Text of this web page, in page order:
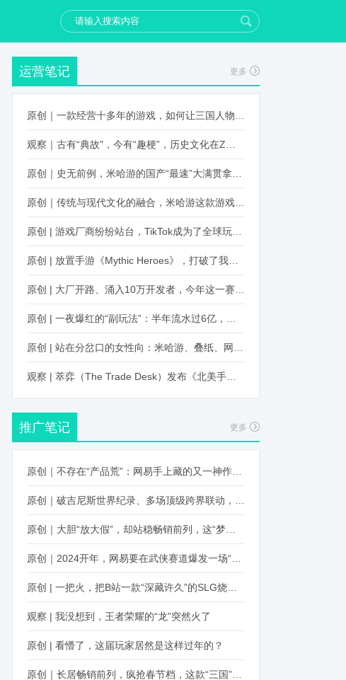
运营笔记 更多
推广笔记 更多
观察 | 我没想到，王者荣耀的“龙”突然火了
原创 | 看懵了，这届玩家居然是这样过年的？